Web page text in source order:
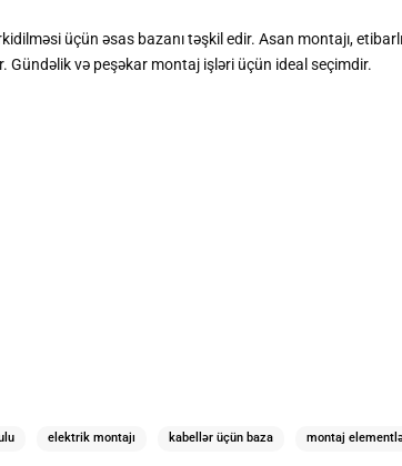
üçün əsas bazanı təşkil edir. Asan montajı,
və peşəkar montaj işləri üçün ideal seçimdir.
elektrik montajı kabellər üçün baza montaj